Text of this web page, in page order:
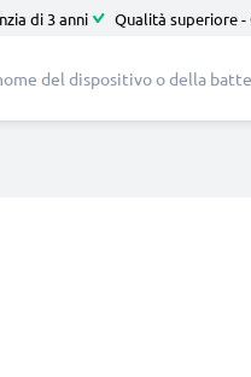
di 3 anni Qualità superiore -